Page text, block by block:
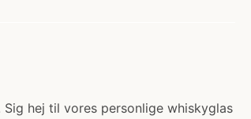
Sig hej til vores personlige whiskyglas